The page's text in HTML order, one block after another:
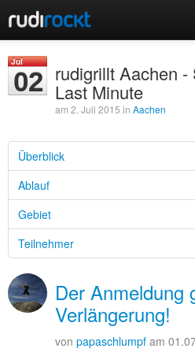
Events
Login
Registrieren
Jul
02 rudigrillt Aachen
Last Minute
am 2. Juli 2015 in Aachen
Überblick
Ablauf
Gebiet
Teilnehmer
Der Anmeldung
Verlängerung!
von papaschlumpf am